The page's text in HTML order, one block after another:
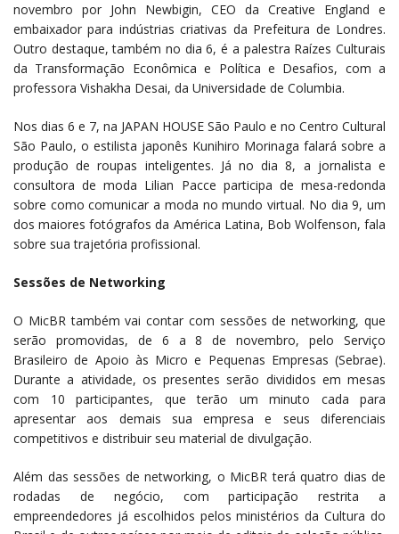
novembro por John Newbigin, CEO da Creative England e
embaixador para indústrias criativas da Prefeitura de Londres.
Outro destaque, também no dia 6, é a palestra Raízes Culturais
da Transformação Econômica e Política e Desafios, com a
professora Vishakha Desai, da Universidade de Columbia.
Nos dias 6 e 7, na JAPAN HOUSE São Paulo e no Centro Cultural
São Paulo, o estilista japonês Kunihiro Morinaga falará sobre a
produção de roupas inteligentes. Já no dia 8, a jornalista e
consultora de moda Lilian Pacce participa de mesa-redonda
sobre como comunicar a moda no mundo virtual. No dia 9, um
dos maiores fotógrafos da América Latina, Bob Wolfenson, fala
sobre sua trajetória profissional.
Sessões de Networking
O MicBR também vai contar com sessões de networking, que
serão promovidas, de 6 a 8 de novembro, pelo Serviço
Brasileiro de Apoio às Micro e Pequenas Empresas (Sebrae).
Durante a atividade, os presentes serão divididos em mesas
com 10 participantes, que terão um minuto cada para
apresentar aos demais sua empresa e seus diferenciais
competitivos e distribuir seu material de divulgação.
Além das sessões de networking, o MicBR terá quatro dias de
rodadas de negócio, com participação restrita a
empreendedores já escolhidos pelos ministérios da Cultura do